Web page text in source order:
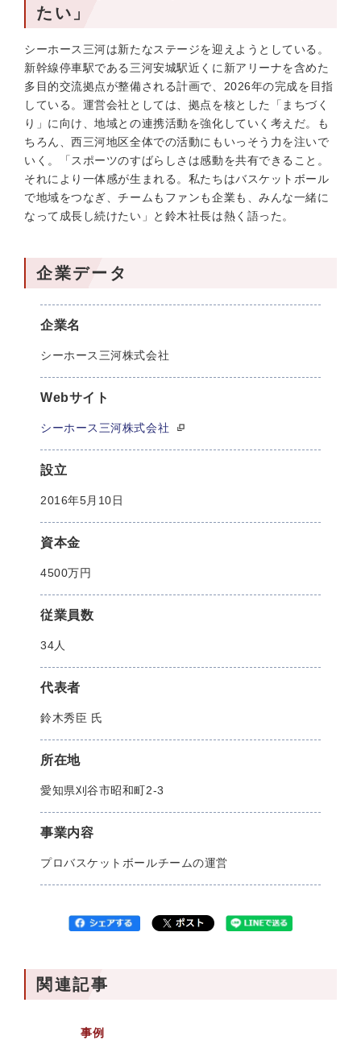
たい」
シーホース三河は新たなステージを迎えようとしている。
新幹線停車駅である三河安城駅近くに新アリーナを含めた
多目的交流拠点が整備される計画で、2026年の完成を目指
している。運営会社としては、拠点を核とした「まちづく
り」に向け、地域との連携活動を強化していく考えだ。も
ちろん、西三河地区全体での活動にもいっそう力を注いで
いく。「スポーツのすばらしさは感動を共有できること。
それにより一体感が生まれる。私たちはバスケットボール
で地域をつなぎ、チームもファンも企業も、みんな一緒に
なって成長し続けたい」と鈴木社長は熱く語った。
企業データ
企業名
シーホース三河株式会社
Webサイト
シーホース三河株式会社
設立
2016年5月10日
資本金
4500万円
従業員数
34人
代表者
鈴木秀臣 氏
所在地
愛知県刈谷市昭和町2-3
事業内容
プロバスケットボールチームの運営
関連記事
事例